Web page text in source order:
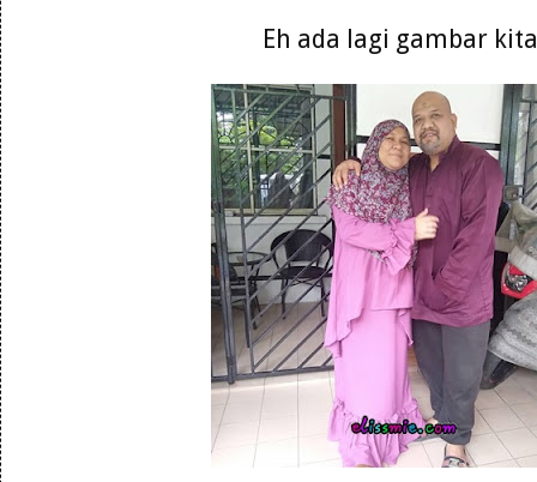
Eh ada lagi gambar